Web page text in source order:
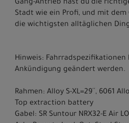
Gang-Antrieb hast du die
Stadt wie ein Profi, und mit
die wichtigsten alltäglichen
Hinweis:
Ankündigung geändert werden.
Rahmen: Alloy S-XL=29´´, 6061
Top extraction battery
Gabel: SR Suntour NRX32-E Air